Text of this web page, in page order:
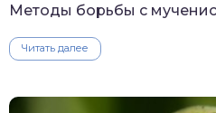
Методы борьбы с
Читать далее